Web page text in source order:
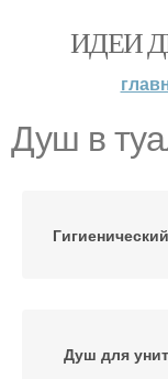
ИДЕИ
Душ в
Душ для